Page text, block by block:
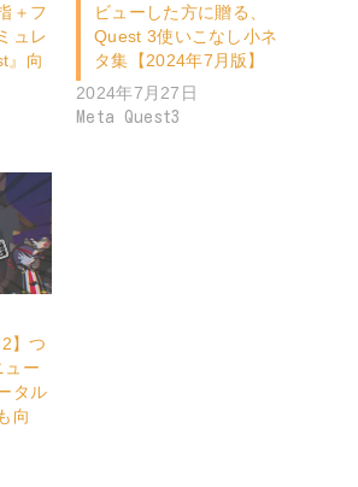
＋フ
ュレ
』向
ビューした方に贈る、
Quest 3使いこなし小ネ
タ集【2024年7月版】
2024年7月27日
Meta Quest3
】つ
ュー
タル
向